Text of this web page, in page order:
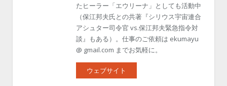
たヒーラー「エウリーナ」としても活動中
（保江邦夫氏との共著『シリウス宇宙連合
アシュター司令官 vs.保江邦夫緊急指令対
談』もある）。仕事のご依頼は ekumayu
@ gmail.com までお気軽に。
ウェブサイト